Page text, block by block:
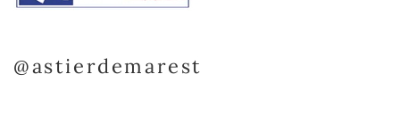
@astierdemarest